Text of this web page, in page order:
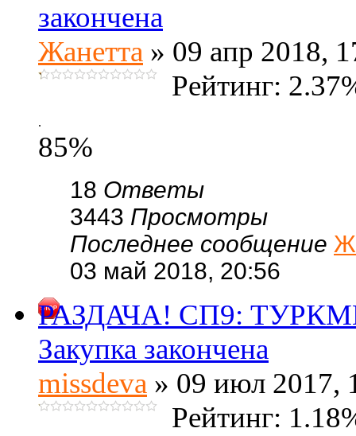
закончена
Жанетта » 09 апр 2018,
Рейтинг:
.
85%
18 Ответы
3443 Просмотры
Последнее сообщение
03 май 2018, 20:56
РАЗДАЧА! СП9:
Закупка закончена
missdeva » 09 июл 2017,
Рейтинг: